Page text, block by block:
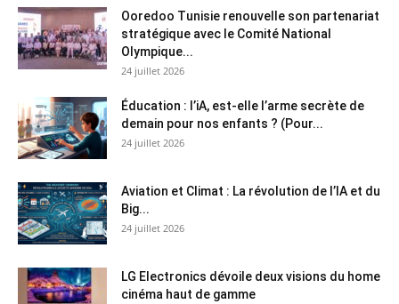
Ooredoo Tunisie renouvelle son partenariat
stratégique avec le Comité National
Olympique...
24 juillet 2026
Éducation : l’iA, est-elle l’arme secrète de
demain pour nos enfants ? (Pour...
24 juillet 2026
Aviation et Climat : La révolution de l’IA et du
Big...
24 juillet 2026
LG Electronics dévoile deux visions du home
cinéma haut de gamme